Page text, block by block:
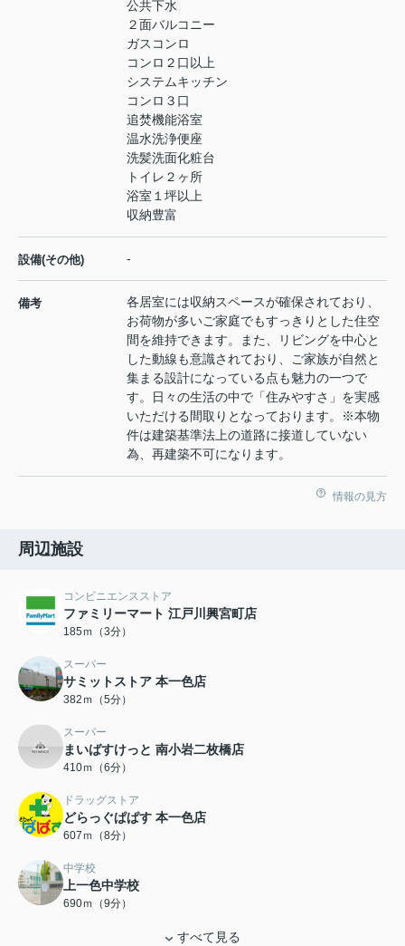
公共下水
２面バルコニー
ガスコンロ
コンロ２口以上
システムキッチン
コンロ３口
追焚機能浴室
温水洗浄便座
洗髪洗面化粧台
トイレ２ヶ所
浴室１坪以上
収納豊富
設備(その他) -
備考
各居室には収納スペースが確保されており、
お荷物が多いご家庭でもすっきりとした住空
間を維持できます。また、リビングを中心と
した動線も意識されており、ご家族が自然と
集まる設計になっている点も魅力の一つで
す。日々の生活の中で「住みやすさ」を実感
いただける間取りとなっております。※本物
件は建築基準法上の道路に接道していない
為、再建築不可になります。
情報の見方
周辺施設
コンビニエンスストア
ファミリーマート 江戸川興宮町店
185ｍ（3分）
スーパー
サミットストア 本一色店
382ｍ（5分）
スーパー
まいばすけっと 南小岩二枚橋店
410ｍ（6分）
ドラッグストア
どらっぐぱぱす 本一色店
607ｍ（8分）
中学校
上一色中学校
690ｍ（9分）
すべて見る